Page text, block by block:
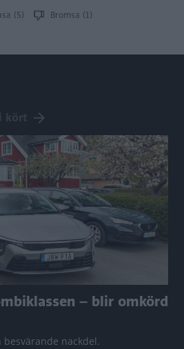
(5) Bromsa (1)
– blir omkörd
nackdel.